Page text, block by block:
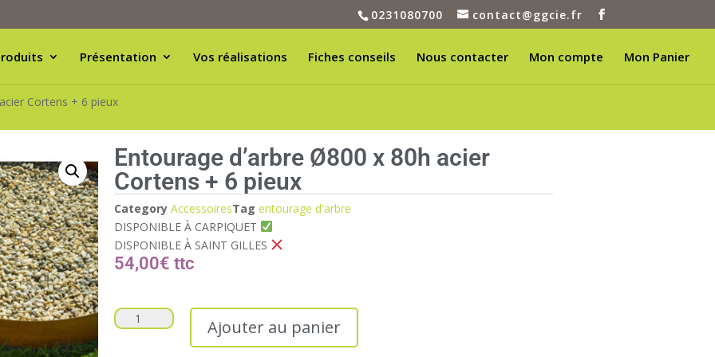
0231080700 contact@ggcie.fr
Présentation Vos réalisations Fiches conseils Nous contacter Mon compte Mon Panier
Cortens + 6 pieux
Entourage d’arbre Ø800 x 80h acier
Cortens + 6 pieux
Category AccessoiresTag entourage d'arbre
DISPONIBLE À CARPIQUET
DISPONIBLE À SAINT GILLES
54,00€
Ajouter au panier